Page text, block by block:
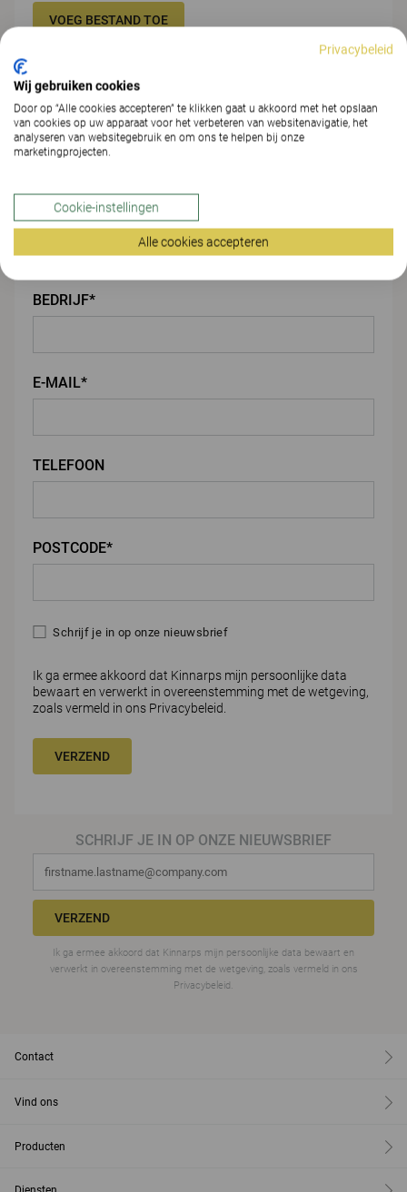
VOEG BESTAND TOE
Jouw gegevens
VOORNAAM*
ACHTERNAAM*
BEDRIJF*
E-MAIL*
TELEFOON
POSTCODE*
Schrijf je in op onze nieuwsbrief
Ik ga ermee akkoord dat Kinnarps mijn persoonlijke data
bewaart en verwerkt in overeenstemming met de wetgeving,
zoals vermeld in ons Privacybeleid.
VERZEND
SCHRIJF JE IN OP ONZE NIEUWSBRIEF
VERZEND
Ik ga ermee akkoord dat Kinnarps mijn persoonlijke data bewaart en
verwerkt in overeenstemming met de wetgeving, zoals vermeld in ons
Privacybeleid.
Contact
Vind ons
Producten
Privacybeleid
Wij gebruiken cookies
Door op “Alle cookies accepteren” te klikken gaat u akkoord met het opslaan
van cookies op uw apparaat voor het verbeteren van websitenavigatie, het
analyseren van websitegebruik en om ons te helpen bij onze
marketingprojecten.
Cookie-instellingen
Alle cookies accepteren